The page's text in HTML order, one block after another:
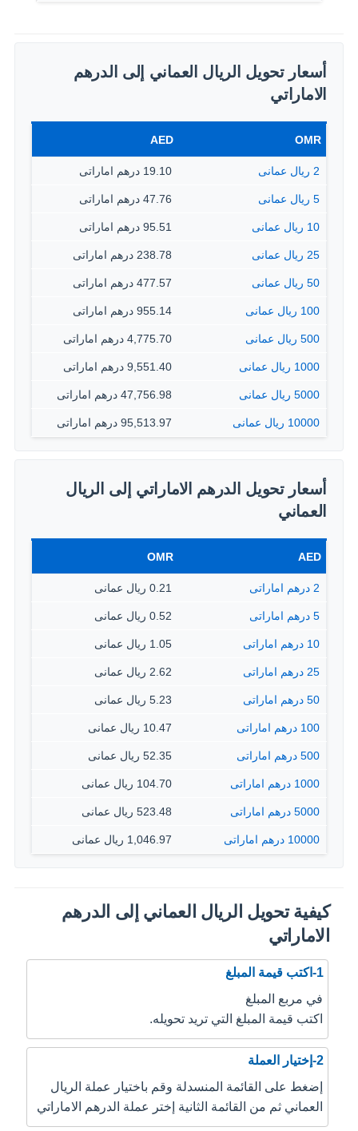
أسعار تحويل الريال العماني إلى الدرهم
الاماراتي
OMR
AED
2 ريال عمانى 19.10 درهم اماراتى
5 ريال عمانى 47.76 درهم اماراتى
10 ريال عمانى 95.51 درهم اماراتى
25 ريال عمانى 238.78 درهم اماراتى
50 ريال عمانى 477.57 درهم اماراتى
100 ريال عمانى 955.14 درهم اماراتى
500 ريال عمانى 4,775.70 درهم اماراتى
1000 ريال عمانى 9,551.40 درهم اماراتى
5000 ريال عمانى 47,756.98 درهم اماراتى
10000 ريال عمانى 95,513.97 درهم اماراتى
أسعار تحويل الدرهم الاماراتي إلى الريال
العماني
AED
OMR
2 درهم اماراتى 0.21 ريال عمانى
5 درهم اماراتى 0.52 ريال عمانى
10 درهم اماراتى 1.05 ريال عمانى
25 درهم اماراتى 2.62 ريال عمانى
50 درهم اماراتى 5.23 ريال عمانى
100 درهم اماراتى 10.47 ريال عمانى
500 درهم اماراتى 52.35 ريال عمانى
1000 درهم اماراتى 104.70 ريال عمانى
5000 درهم اماراتى 523.48 ريال عمانى
10000 درهم اماراتى 1,046.97 ريال عمانى
كيفية تحويل الريال العماني إلى الدرهم
الاماراتي
1-اكتب قيمة المبلغ
في مربع المبلغ
اكتب قيمة المبلغ التي تريد تحويله.
2-إختيار العملة
إضغط على القائمة المنسدلة وقم باختيار عملة الريال
العماني ثم من القائمة الثانية إختر عملة الدرهم الاماراتي